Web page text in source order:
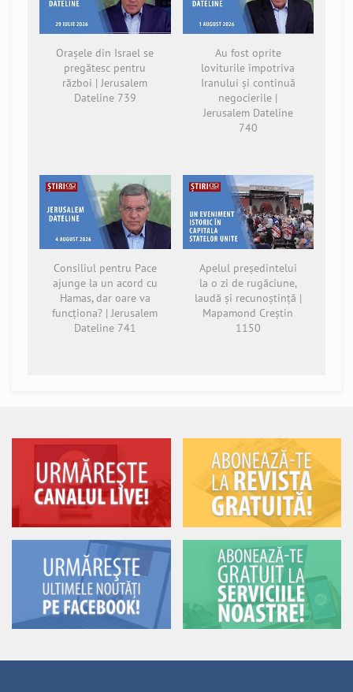
Orașele din Israel se
pregătesc pentru
război | Jerusalem
Dateline 739
Au fost oprite
loviturile împotriva
Iranului și continuă
negocierile |
Jerusalem Dateline
740
Consiliul pentru Pace
ajunge la un acord cu
Hamas, dar oare va
funcționa? | Jerusalem
Dateline 741
Apelul președintelui
la o zi de rugăciune,
laudă și recunoștință |
Mapamond Creștin
1150